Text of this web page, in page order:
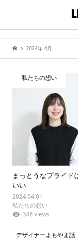
2024年 4月
私たちの想い
まっとうなプライド
いい
2024.04.01
私たちの想い
348 views
デザイナーよもやま話